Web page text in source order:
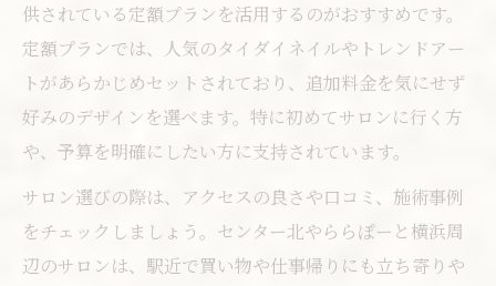
ららぽーと横浜ネイルレビューから見るポ
イント
定額制ネイルサロン都筑区の賢い選び方
仕事帰りにも立ち寄れる都筑区ネイル活用術
い店舗
センター北で夜遅くまで営業のネイルサロ
供されている定額プランを活用するのがおすすめです。
定額プランでは、人気のタイダイネイルやトレンドアー
トがあらかじめセットされており、追加料金を気にせず
好みのデザインを選べます。特に初めてサロンに行く方
や、予算を明確にしたい方に支持されています。
サロン選びの際は、アクセスの良さや口コミ、施術事例
をチェックしましょう。センター北やららぽーと横浜周
辺のサロンは、駅近で買い物や仕事帰りにも立ち寄りや